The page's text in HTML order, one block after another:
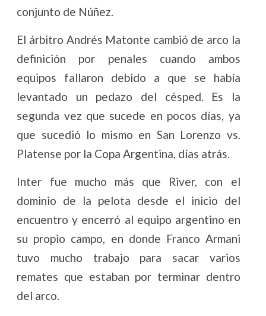
conjunto de Núñez.
El árbitro Andrés Matonte cambió de arco la
definición por penales cuando ambos
equipos fallaron debido a que se había
levantado un pedazo del césped. Es la
segunda vez que sucede en pocos días, ya
que sucedió lo mismo en San Lorenzo vs.
Platense por la Copa Argentina, días atrás.
Inter fue mucho más que River, con el
dominio de la pelota desde el inicio del
encuentro y encerró al equipo argentino en
su propio campo, en donde Franco Armani
tuvo mucho trabajo para sacar varios
remates que estaban por terminar dentro
del arco.